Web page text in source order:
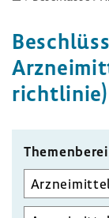
hier:
richt­linie)
auswählen